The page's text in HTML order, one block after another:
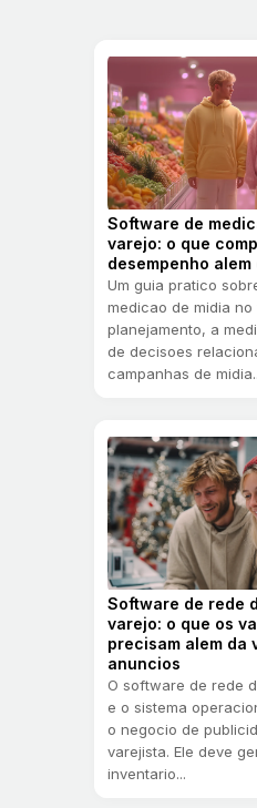
Software de
varejo: o que
desempenho
Um guia pratico
medicao de midia
planejamento, a
de decisoes
campanhas de
Software de rede
varejo: o que os
precisam alem da
anuncios
O software de rede
e o sistema
o negocio de
varejista. Ele deve
inventario...